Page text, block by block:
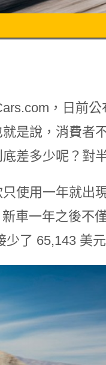
，日前
是說，消費者
差多少呢？對
使用一年就出
車一年之後不
了 65,143 美元